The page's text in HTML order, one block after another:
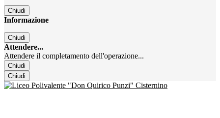
Chiudi
Informazione
Chiudi
Attendere...
Attendere il completamento dell'operazione...
Chiudi
Chiudi